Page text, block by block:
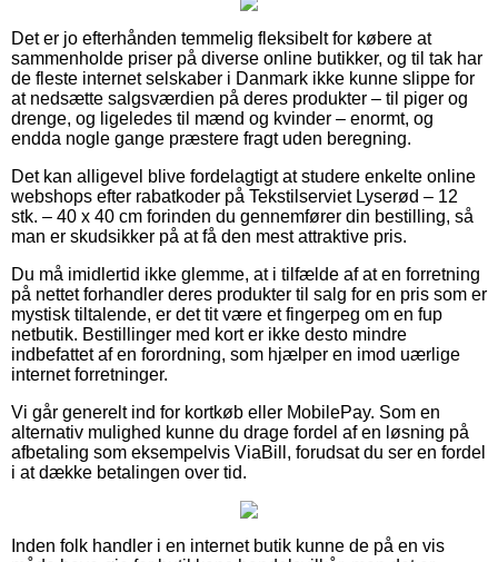
Det er jo efterhånden temmelig fleksibelt for købere at
sammenholde priser på diverse online butikker, og til tak har
de fleste internet selskaber i Danmark ikke kunne slippe for
at nedsætte salgsværdien på deres produkter – til piger og
drenge, og ligeledes til mænd og kvinder – enormt, og
endda nogle gange præstere fragt uden beregning.
Det kan alligevel blive fordelagtigt at studere enkelte online
webshops efter rabatkoder på Tekstilserviet Lyserød – 12
stk. – 40 x 40 cm forinden du gennemfører din bestilling, så
man er skudsikker på at få den mest attraktive pris.
Du må imidlertid ikke glemme, at i tilfælde af at en forretning
på nettet forhandler deres produkter til salg for en pris som er
mystisk tiltalende, er det tit være et fingerpeg om en fup
netbutik. Bestillinger med kort er ikke desto mindre
indbefattet af en forordning, som hjælper en imod uærlige
internet forretninger.
Vi går generelt ind for kortkøb eller MobilePay. Som en
alternativ mulighed kunne du drage fordel af en løsning på
afbetaling som eksempelvis ViaBill, forudsat du ser en fordel
i at dække betalingen over tid.
Inden folk handler i en internet butik kunne de på en vis